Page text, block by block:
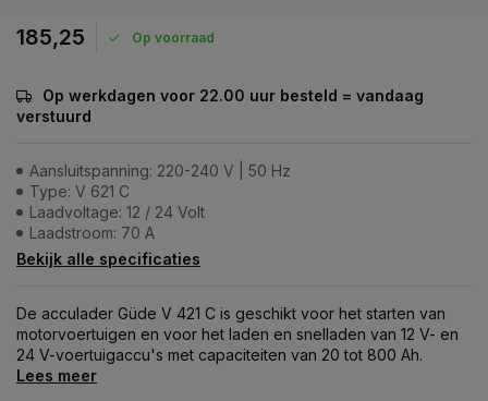
185,25 Op voorraad
Op werkdagen voor 22.00 uur besteld = vandaag
verstuurd
Aansluitspanning: 220-240 V | 50 Hz
Type: V 621 C
Laadvoltage: 12 / 24 Volt
Laadstroom: 70 A
Bekijk alle specificaties
De acculader Güde V 421 C is geschikt voor het starten van
motorvoertuigen en voor het laden en snelladen van 12 V- en
24 V-voertuigaccu's met capaciteiten van 20 tot 800 Ah.
Lees meer